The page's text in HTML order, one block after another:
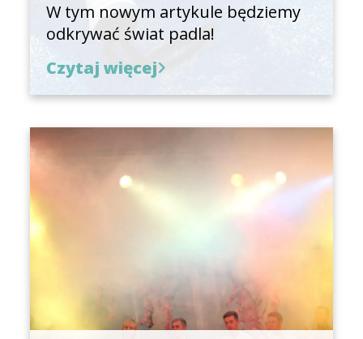
W tym nowym artykule będziemy
odkrywać świat padla!
Czytaj więcej